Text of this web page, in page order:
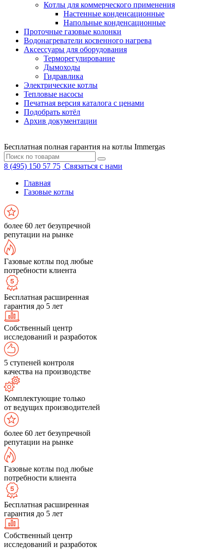
Котлы для коммерческого применения
Настенные конденсационные
Напольные конденсационные
Проточные газовые колонки
Водонагреватели косвенного нагрева
Аксессуары для оборудования
Терморегулирование
Дымоходы
Гидравлика
Электрические котлы
Тепловые насосы
Печатная версия каталога с ценами
Подобрать котёл
Архив документации
Бесплатная полная гарантия на котлы Immergas
8 (495) 150 57 75 Связаться с нами
Главная
Газовые котлы
более 60 лет безупречной
репутации на рынке
Газовые котлы под любые
потребности клиента
Бесплатная расширенная
гарантия до 5 лет
Собственный центр
исследований и разработок
5 ступеней контроля
качества на производстве
Комплектующие только
от ведущих производителей
более 60 лет безупречной
репутации на рынке
Газовые котлы под любые
потребности клиента
Бесплатная расширенная
гарантия до 5 лет
Собственный центр
исследований и разработок